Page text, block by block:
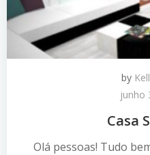
by
junho
Casa
Olá pessoas! Tudo